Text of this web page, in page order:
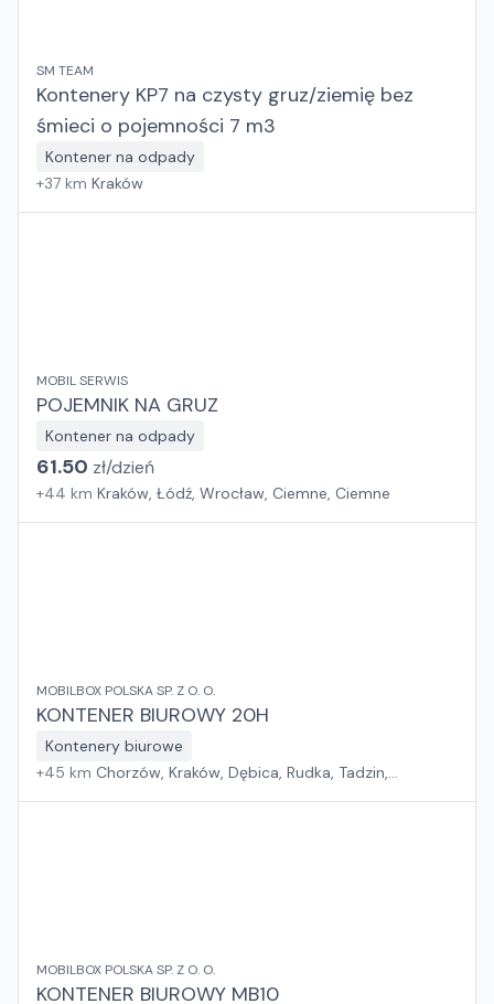
SM TEAM
Kontenery KP7 na czysty gruz/ziemię bez
śmieci o pojemności 7 m3
Kontener na odpady
+37 km Kraków
MOBIL SERWIS
POJEMNIK NA GRUZ
Kontener na odpady
61.50 zł/dzień
+44 km Kraków, Łódź, Wrocław, Ciemne, Ciemne
MOBILBOX POLSKA SP. Z O. O.
KONTENER BIUROWY 20H
Kontenery biurowe
+45 km Chorzów, Kraków, Dębica, Rudka, Tadzin,
MOBILBOX POLSKA SP. Z O. O.
KONTENER BIUROWY MB10